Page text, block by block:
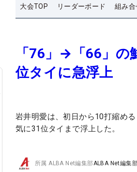
大会TOP リーダーボード 組み合
「76」→「66」
位タイに急浮上
岩井明愛は、初日から10打縮め
気に31位タイまで浮上した。
所属ALBA Net編集部ALBA Net編集